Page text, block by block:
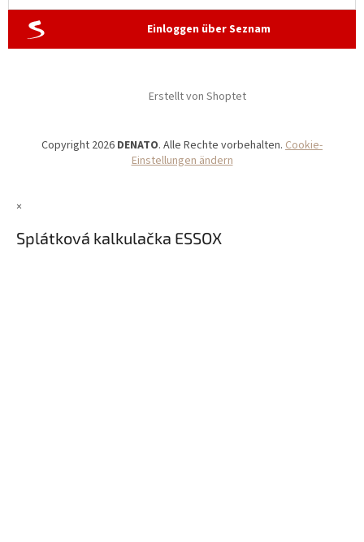
Einloggen über Seznam
Erstellt von Shoptet
Copyright 2026 DENATO. Alle Rechte vorbehalten. Cookie-
Einstellungen ändern
×
Splátková kalkulačka ESSOX